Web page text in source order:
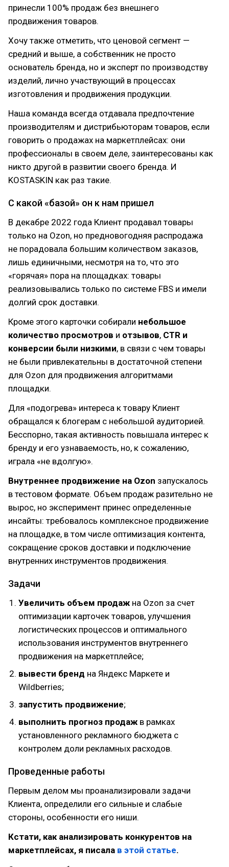
принесли 100% продаж без внешнего
продвижения товаров.
Хочу также отметить, что ценовой сегмент —
средний и выше, а собственник не просто
основатель бренда, но и эксперт по производству
изделий, лично участвующий в процессах
изготовления и продвижения продукции.
Наша команда всегда отдавала предпочтение
производителям и дистрибьюторам товаров, если
говорить о продажах на маркетплейсах: они
профессионалы в своем деле, заинтересованы как
никто другой в развитии своего бренда. И
KOSTASKIN как раз такие.
С какой «базой» он к нам пришел
В декабре 2022 года Клиент продавал товары
только на Ozon, но предновогодняя распродажа
не порадовала большим количеством заказов,
лишь единичными, несмотря на то, что это
«горячая» пора на площадках: товары
реализовывались только по системе FBS и имели
долгий срок доставки.
Кроме этого карточки собирали небольшое
количество просмотров и отзывов, CTR и
конверсии были низкими, в связи с чем товары
не были привлекательны в достаточной степени
для Ozon для продвижения алгоритмами
площадки.
Для «подогрева» интереса к товару Клиент
обращался к блогерам с небольшой аудиторией.
Бесспорно, такая активность повышала интерес к
бренду и его узнаваемость, но, к сожалению,
играла «не вдолгую».
Внутреннее продвижение на Ozon запускалось
в тестовом формате. Объем продаж разительно не
вырос, но эксперимент принес определенные
инсайты: требовалось комплексное продвижение
на площадке, в том числе оптимизация контента,
сокращение сроков доставки и подключение
внутренних инструментов продвижения.
Задачи
Увеличить объем продаж на Ozon за счет
оптимизации карточек товаров, улучшения
логистических процессов и оптимального
использования инструментов внутреннего
продвижения на маркетплейсе;
вывести бренд на Яндекс Маркете и
Wildberries;
запустить продвижение;
выполнить прогноз продаж в рамках
установленного рекламного бюджета с
контролем доли рекламных расходов.
Проведенные работы
Первым делом мы проанализировали задачи
Клиента, определили его сильные и слабые
стороны, особенности его ниши.
Кстати, как анализировать конкурентов на
маркетплейсах, я писала в этой статье.